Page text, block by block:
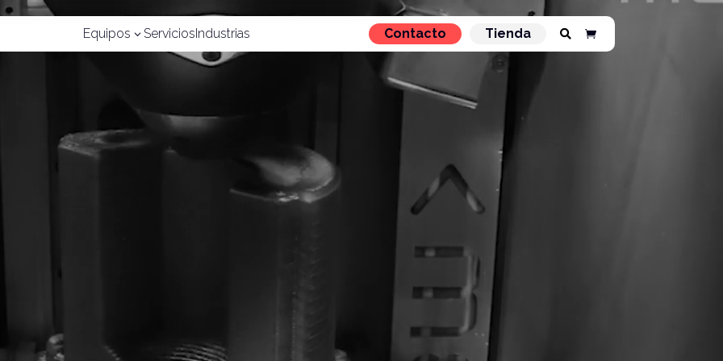
Equipos 3 ServiciosIndustrias Contacto Tienda  